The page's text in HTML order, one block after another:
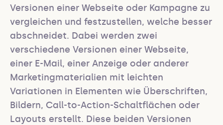
Versionen einer Webseite oder Kampagne zu
vergleichen und festzustellen, welche besser
abschneidet. Dabei werden zwei
verschiedene Versionen einer Webseite,
einer E-Mail, einer Anzeige oder anderer
Marketingmaterialien mit leichten
Variationen in Elementen wie Überschriften,
Bildern, Call-to-Action-Schaltflächen oder
Layouts erstellt. Diese beiden Versionen